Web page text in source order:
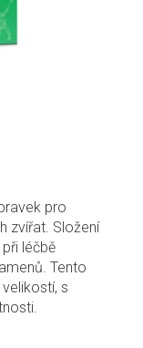
pro
zvířat. Složení
léčbě
Tento
s